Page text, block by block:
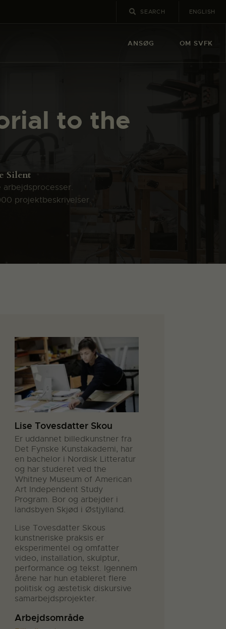
ENGLISH
ANSØG OM SVFK
to the
Silent
projektbeskrivelser.
Lise Tovesdatter Skou
Er uddannet billedkunstner fra
Det Fynske Kunstakademi, har
en bachelor i Nordisk Litteratur
og har studeret ved the
Whitney Museum of American
Art Independent Study
Program. Bor og arbejder i
landsbyen Skjød i Østjylland.
Lise Tovesdatter Skous
kunstneriske praksis er
eksperimentel og omfatter
video, installation, skulptur,
performance og tekst. Igennem
årene har hun etableret flere
politisk og æstetisk diskursive
samarbejdsprojekter.
Arbejdsområde